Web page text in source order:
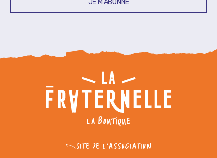
JE M'ABONNE
LA BOUTIQUE
SITE DE L'ASSOCIATION